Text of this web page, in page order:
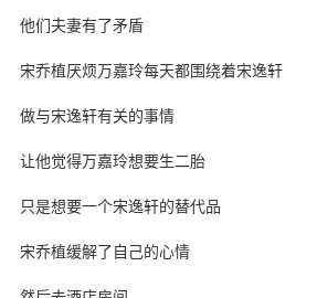
他们夫妻有了矛盾
宋乔植厌烦万嘉玲每天都围绕着宋逸轩
做与宋逸轩有关的事情
让他觉得万嘉玲想要生二胎
只是想要一个宋逸轩的替代品
宋乔植缓解了自己的心情